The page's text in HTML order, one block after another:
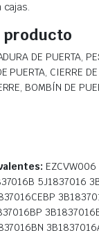
producto
DE PUERTA,
PUERTA, CIERRE
BOMBÍN DE
5J1837016